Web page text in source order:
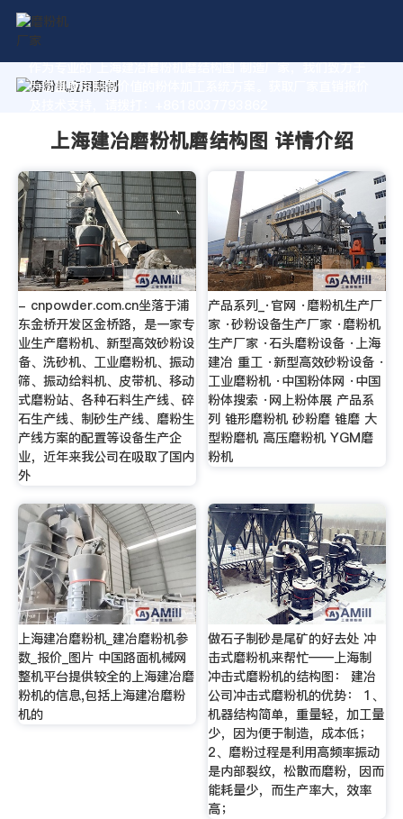
作为专业的 上海建冶磨粉机磨结构图 制造厂家，我们致力于
为您量身定制高价值的粉体加工系统方案。获取厂家直销报价
上海建冶磨粉机磨结构图 详情介绍
- cnpowder.com.cn坐落于浦
东金桥开发区金桥路，是一家专
业生产磨粉机、新型高效砂粉设
备、洗砂机、工业磨粉机、振动
筛、振动给料机、皮带机、移动
式磨粉站、各种石料生产线、碎
石生产线、制砂生产线、磨粉生
产线方案的配置等设备生产企
业，近年来我公司在吸取了国内
外
产品系列_·官网 ·磨粉机生产厂
家 ·砂粉设备生产厂家 ·磨粉机
生产厂家 ·石头磨粉设备 ·上海
建冶 重工 ·新型高效砂粉设备 ·
工业磨粉机 ·中国粉体网 ·中国
粉体搜索 ·网上粉体展 产品系
列 锥形磨粉机 砂粉磨 锥磨 大
型粉磨机 高压磨粉机 YGM磨
粉机
上海建冶磨粉机_建冶磨粉机参
数_报价_图片 中国路面机械网
整机平台提供较全的上海建冶磨
粉机的信息,包括上海建冶磨粉
机的
做石子制砂是尾矿的好去处 冲
击式磨粉机来帮忙——上海制
冲击式磨粉机的结构图： 建冶
公司冲击式磨粉机的优势： 1、
机器结构简单，重量轻，加工量
少，因为便于制造，成本低；
2、磨粉过程是利用高频率振动
是内部裂纹，松散而磨粉，因而
能耗量少，而生产率大，效率
高；